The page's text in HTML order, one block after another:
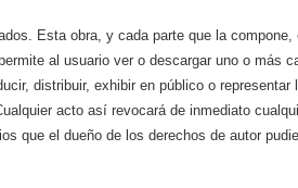
Esta obra, y cada parte que la
al usuario ver o descargar uno o más
distribuir, exhibir en público o
acto así revocará de inmediato
que el dueño de los derechos de autor